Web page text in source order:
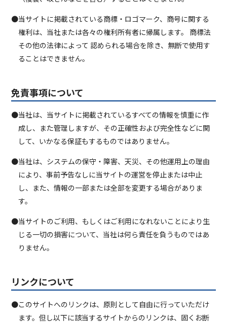
●当サイトに掲載されている商標・ロゴマーク、商号に関する
権利は、当社または各々の権利所有者に帰属します。 商標法
その他の法律によって 認められる場合を除き、無断で使用す
ることはできません。
免責事項について
●当社は、当サイトに掲載されているすべての情報を慎重に作
成し、また管理しますが、その正確性および完全性などに関
して、いかなる保証もするものではありません。
●当社は、システムの保守・障害、天災、その他運用上の理由
により、事前予告なしに当サイトの運営を停止または中止
し、また、情報の一部または全部を変更する場合がありま
す。
●当サイトのご利用、もしくはご利用になれないことにより生
じる一切の損害について、当社は何ら責任を負うものではあ
りません。
リンクについて
●このサイトへのリンクは、原則として自由に行っていただけ
ます。但し以下に該当するサイトからのリンクは、固くお断